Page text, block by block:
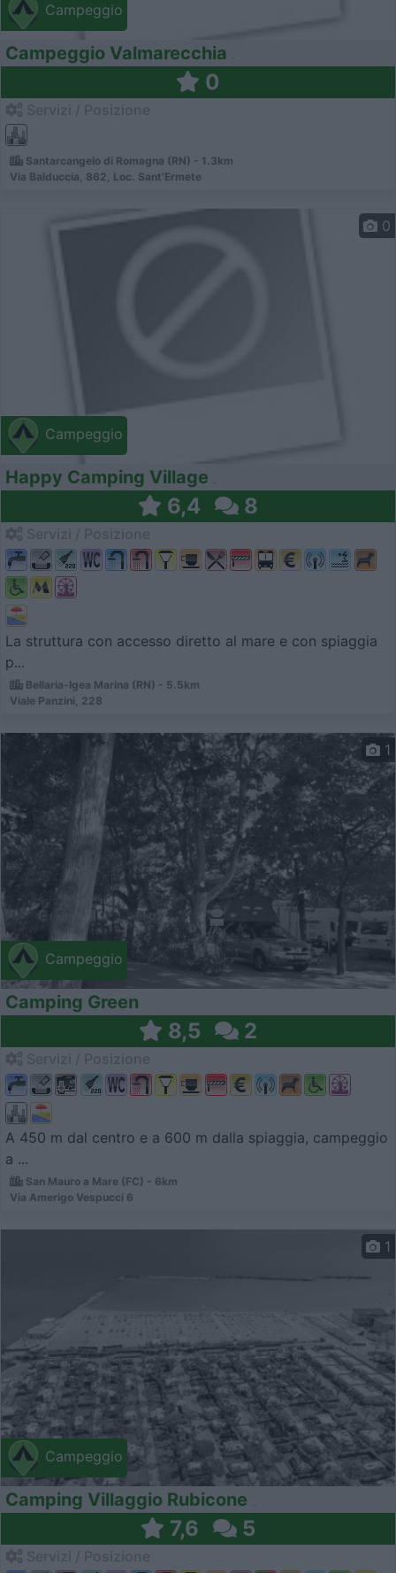
Campeggio
Campeggio Valmarecchia
0
Santarcangelo di Romagna (RN) - 1.3km
Via Balduccia, 862, Loc. Sant'Ermete
Campeggio
0
Happy Camping Village
6,4 8
La struttura con accesso diretto al mare e con spiaggia
p...
Bellaria-Igea Marina (RN) - 5.5km
Viale Panzini, 228
Campeggio
1
Camping Green
8,5 2
A 450 m dal centro e a 600 m dalla spiaggia, campeggio
a ...
San Mauro a Mare (FC) - 6km
Via Amerigo Vespucci 6
Campeggio
1
Camping Villaggio Rubicone
7,6 5